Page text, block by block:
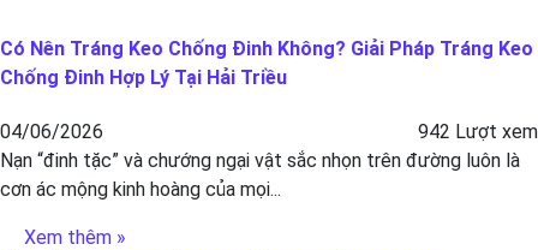
Có Nên Tráng Keo Chống Đinh Không? Giải Pháp Tráng Keo
Chống Đinh Hợp Lý Tại Hải Triều
04/06/2026
942 Lượt xem
Nạn “đinh tặc” và chướng ngại vật sắc nhọn trên đường luôn là
cơn ác mộng kinh hoàng của mọi...
Xem thêm »